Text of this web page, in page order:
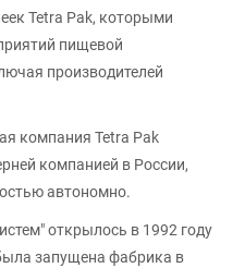
Tetra Pak, которыми
пищевой
производителей
компания Tetra Pak
компанией в России,
автономно.
открылось в 1992 году
запущена фабрика в